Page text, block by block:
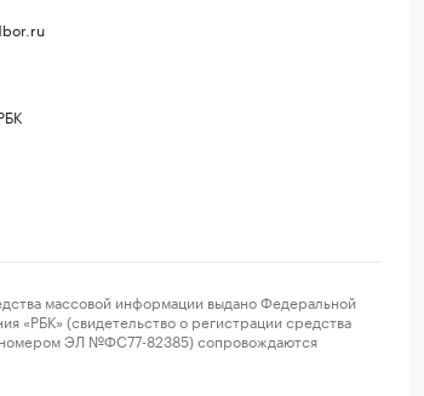
массовой информации выдано Федеральной
«РБК» (свидетельство о регистрации средства
номером ЭЛ №ФС77-82385) сопровождаются